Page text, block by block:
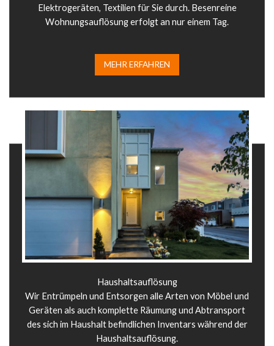
Elektrogeräten, Textilien für Sie durch. Besenreine
Wohnungsauflösung erfolgt an nur einem Tag.
MEHR ERFAHREN​
Haushaltsauflösung
Wir Entrümpeln und Entsorgen alle Arten von Möbel und
Geräten als auch komplette Räumung und Abtransport
des sich im Haushalt befindlichen Inventars während der
Haushaltsauflösung.